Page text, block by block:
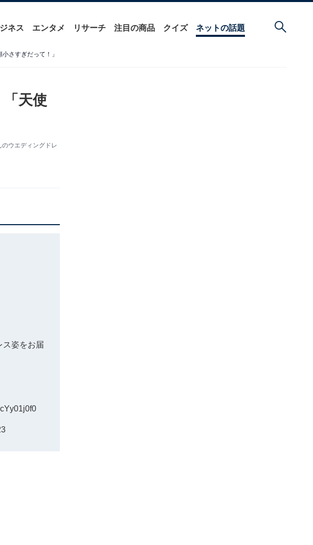
ネス エンタメ リサーチ 注目の商品 クイズ ネットの話題
さすぎだって！」
天使
ウエディングドレ
ス姿をお届